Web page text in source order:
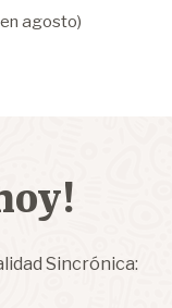
agosto)
Sincrónica: